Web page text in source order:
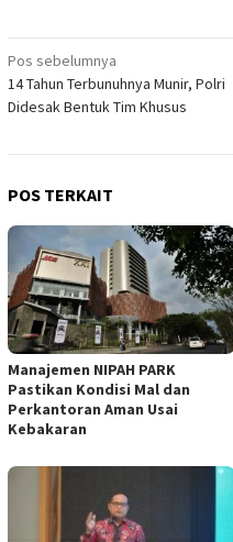
Navigasi
pos
Pos sebelumnya
14 Tahun Terbunuhnya Munir, Polri
Didesak Bentuk Tim Khusus
POS TERKAIT
Manajemen NIPAH PARK
Pastikan Kondisi Mal dan
Perkantoran Aman Usai
Kebakaran